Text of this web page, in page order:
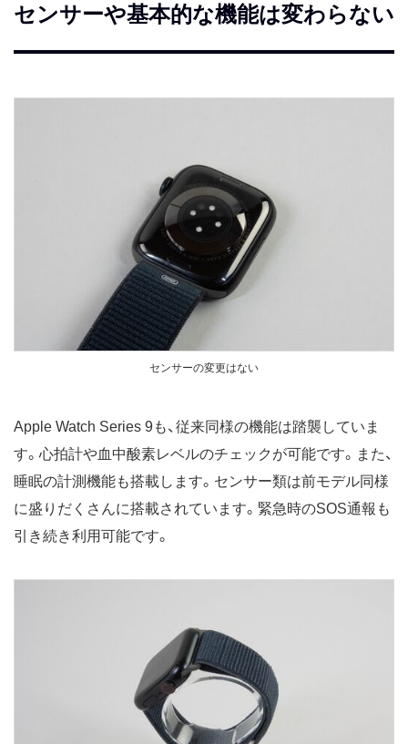
センサーや基本的な機能は変わらない
センサーの変更はない
Apple Watch Series 9も、従来同様の機能は踏襲していま
す。心拍計や血中酸素レベルのチェックが可能です。また、
睡眠の計測機能も搭載します。センサー類は前モデル同様
に盛りだくさんに搭載されています。緊急時のSOS通報も
引き続き利用可能です。